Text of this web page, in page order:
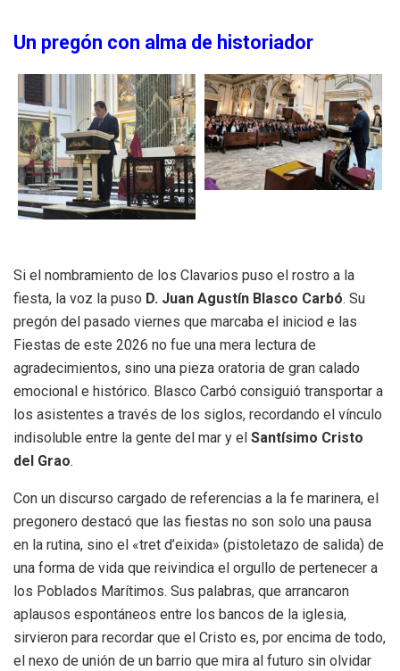
Un pregón con alma de historiador
Si el nombramiento de los Clavarios puso el rostro a la
fiesta, la voz la puso D. Juan Agustín Blasco Carbó. Su
pregón del pasado viernes que marcaba el iniciod e las
Fiestas de este 2026 no fue una mera lectura de
agradecimientos, sino una pieza oratoria de gran calado
emocional e histórico. Blasco Carbó consiguió transportar a
los asistentes a través de los siglos, recordando el vínculo
indisoluble entre la gente del mar y el Santísimo Cristo
del Grao.
Con un discurso cargado de referencias a la fe marinera, el
pregonero destacó que las fiestas no son solo una pausa
en la rutina, sino el «tret d’eixida» (pistoletazo de salida) de
una forma de vida que reivindica el orgullo de pertenecer a
los Poblados Marítimos. Sus palabras, que arrancaron
aplausos espontáneos entre los bancos de la iglesia,
sirvieron para recordar que el Cristo es, por encima de todo,
el nexo de unión de un barrio que mira al futuro sin olvidar